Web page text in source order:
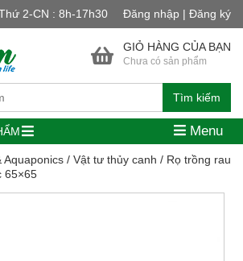
2-CN : 8h-17h30 Đăng nhập | Đăng ký
Tìm kiếm
GIỎ HÀNG CỦA BẠN
Chưa có sản phẩm
Menu
Aquaponics / Vật tư thủy canh / Rọ trồng rau
65×65